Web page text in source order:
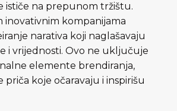
ističe na prepunom tržištu.
inovativnim kompanijama
narativa koji naglašavaju
i vrijednosti. Ovo ne uključuje
elemente brendiranja,
priča koje očaravaju i inspirišu